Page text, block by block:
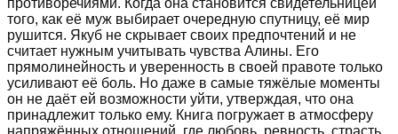
того, как её муж выбирает очередную спутницу, её мир
рушится. Якуб не скрывает своих предпочтений и не
считает нужным учитывать чувства Алины. Его
прямолинейность и уверенность в своей правоте только
усиливают её боль. Но даже в самые тяжёлые моменты
он не даёт ей возможности уйти, утверждая, что она
принадлежит только ему. Книга погружает в атмосферу
напряжённых отношений, где любовь, ревность, страсть